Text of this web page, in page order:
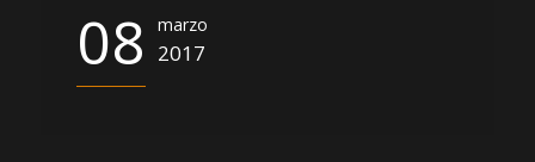
08 marzo
2017